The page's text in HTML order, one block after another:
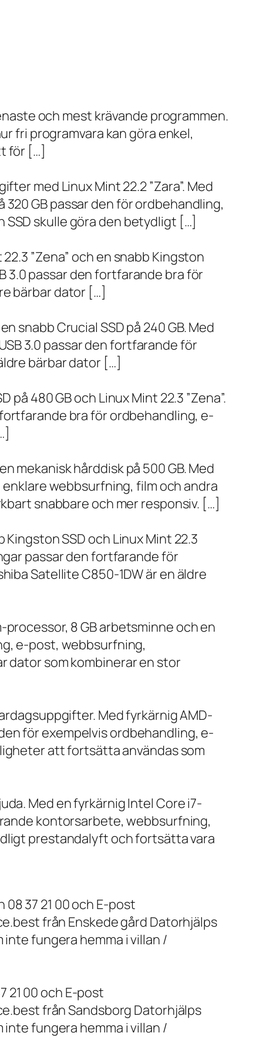
och mest krävande programmen.
fri programvara kan göra enkel,
för […]
med Linux Mint 22.2 ”Zara”. Med
GB passar den för ordbehandling,
skulle göra den betydligt […]
”Zena” och en snabb Kingston
3.0 passar den fortfarande bra för
bärbar dator […]
snabb Crucial SSD på 240 GB. Med
3.0 passar den fortfarande för
bärbar dator […]
480 GB och Linux Mint 22.3 ”Zena”.
bra för ordbehandling, e-
mekanisk hårddisk på 500 GB. Med
webbsurfning, film och andra
snabbare och mer responsiv. […]
SSD och Linux Mint 22.3
passar den fortfarande för
Satellite C850-1DW är en äldre
8 GB arbetsminne och en
e-post, webbsurfning,
dator som kombinerar en stor
Med fyrkärnig AMD-
för exempelvis ordbehandling, e-
att fortsätta användas som
Med en fyrkärnig Intel Core i7-
kontorsarbete, webbsurfning,
prestandalyft och fortsätta vara
37 21 00 och E-post
från Enskede gård Datorhjälps
fungera hemma i villan /
21 00 och E-post
från Sandsborg Datorhjälps
fungera hemma i villan /